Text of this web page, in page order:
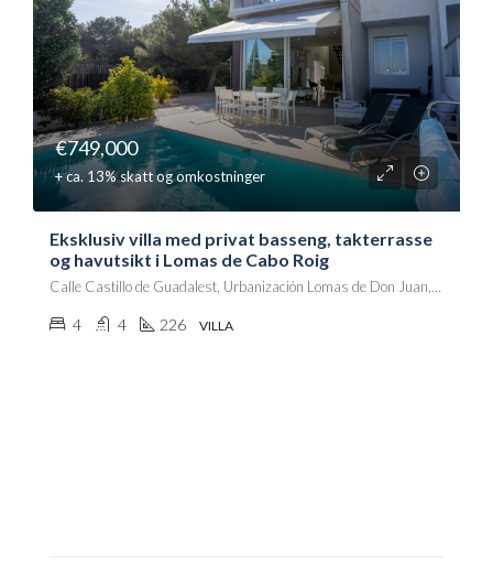
€749,000
+ ca. 13% skatt og omkostninger
Eksklusiv villa med privat basseng, takterrasse
og havutsikt i Lomas de Cabo Roig
Calle Castillo de Guadalest, Urbanización Lomas de Don Juan, Villa Martín, Orihuela, el Baix Segura / La Vega Baja, Alacant / Alicante, Comunitat Valenciana, 03189, España
4 4 226 VILLA